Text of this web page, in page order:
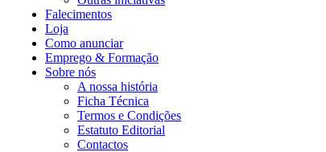
Falecimentos
Loja
Como anunciar
Emprego & Formação
Sobre nós
A nossa história
Ficha Técnica
Termos e Condições
Estatuto Editorial
Contactos